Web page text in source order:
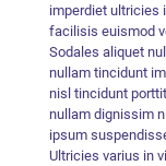
imperdiet ultricies
facilisis euismod
Sodales aliquet
nullam tincidunt
nisl tincidunt
nullam dignissim
ipsum
Ultricies varius in